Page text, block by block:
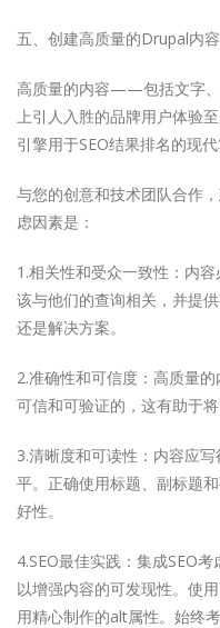
五、创建高质量的Drupal内容
高质量的内容——包括文字
上引人入胜的品牌用户体验
引擎用于SEO结果排名的现代
与您的创意和技术团队合作
虑因素是：
1.相关性和受众一致性：内
该与他们的查询相关，并提
还是解决方案。
2.准确性和可信度：高质量
可信和可验证的，这有助于
3.清晰度和可读性：内容应
平。正确使用标题、副标题
好性。
4.SEO最佳实践：集成SEO
以增强内容的可发现性。使
用精心制作的alt属性。始终